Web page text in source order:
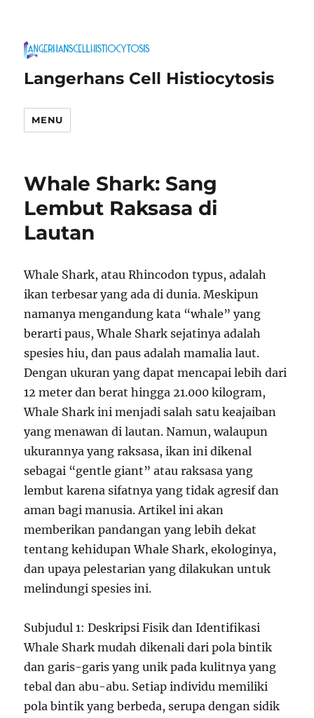
Langerhans Cell Histiocytosis
MENU
Whale Shark: Sang
Lembut Raksasa di
Lautan
Whale Shark, atau Rhincodon typus, adalah
ikan terbesar yang ada di dunia. Meskipun
namanya mengandung kata “whale” yang
berarti paus, Whale Shark sejatinya adalah
spesies hiu, dan paus adalah mamalia laut.
Dengan ukuran yang dapat mencapai lebih dari
12 meter dan berat hingga 21.000 kilogram,
Whale Shark ini menjadi salah satu keajaiban
yang menawan di lautan. Namun, walaupun
ukurannya yang raksasa, ikan ini dikenal
sebagai “gentle giant” atau raksasa yang
lembut karena sifatnya yang tidak agresif dan
aman bagi manusia. Artikel ini akan
memberikan pandangan yang lebih dekat
tentang kehidupan Whale Shark, ekologinya,
dan upaya pelestarian yang dilakukan untuk
melindungi spesies ini.
Subjudul 1: Deskripsi Fisik dan Identifikasi
Whale Shark mudah dikenali dari pola bintik
dan garis-garis yang unik pada kulitnya yang
tebal dan abu-abu. Setiap individu memiliki
pola bintik yang berbeda, serupa dengan sidik